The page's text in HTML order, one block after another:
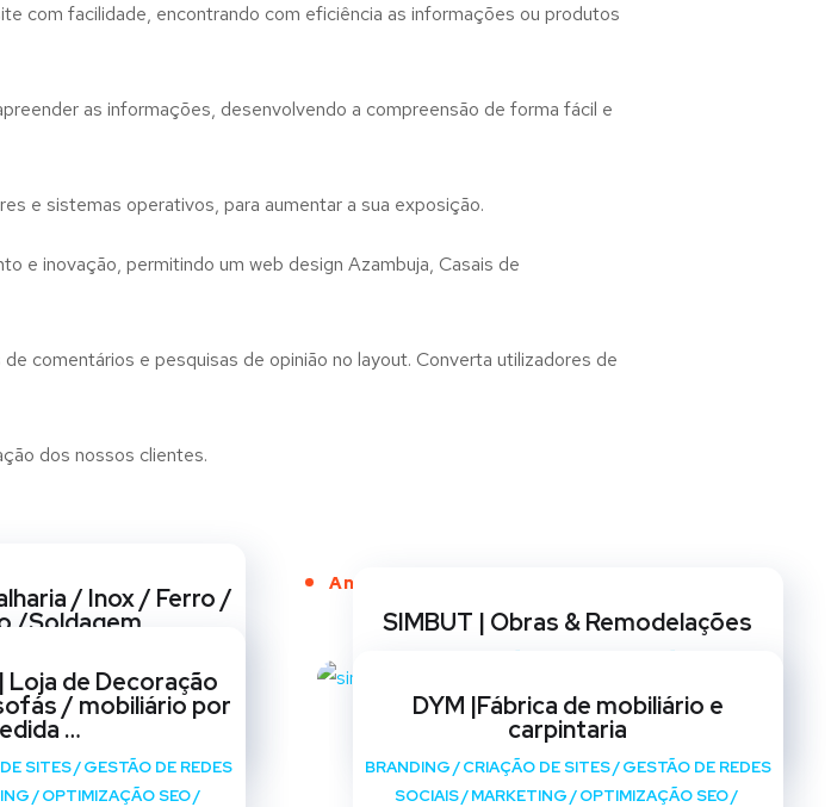
com facilidade, encontrando com eficiência as informações ou produtos
as informações, desenvolvendo a compreensão de forma fácil e
e sistemas operativos, para aumentar a sua exposição.
e inovação, permitindo um web design Azambuja, Casais de
comentários e pesquisas de opinião no layout. Converta utilizadores de
dos nossos clientes.
Anos de Serviço
/ Inox / Ferro /
/Soldagem
/OPTIMIZAÇÃO SEO/
DE SITES
SIMBUT | Obras & Remodelações
REDESIGN DE SITES
Loja de Decoração
/ mobiliário por
…
SITES/GESTÃO DE REDES
/OPTIMIZAÇÃO SEO/
DYM |Fábrica de mobiliário e
carpintaria
BRANDING/CRIAÇÃO DE SITES/GESTÃO DE REDES
SOCIAIS/MARKETING/OPTIMIZAÇÃO SEO/